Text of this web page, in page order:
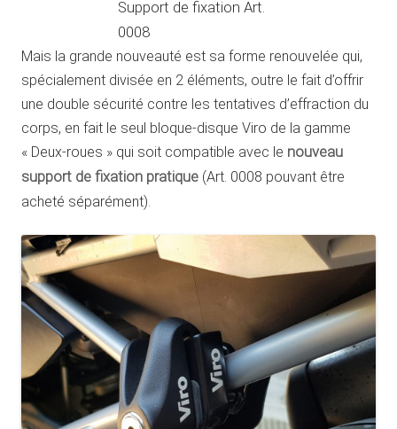
Support de fixation Art.
0008
Mais la grande nouveauté est sa forme renouvelée qui,
spécialement divisée en 2 éléments, outre le fait d’offrir
une double sécurité contre les tentatives d’effraction du
corps, en fait le seul bloque-disque Viro de la gamme
« Deux-roues » qui soit compatible avec le nouveau
support de fixation pratique (Art. 0008 pouvant être
acheté séparément).